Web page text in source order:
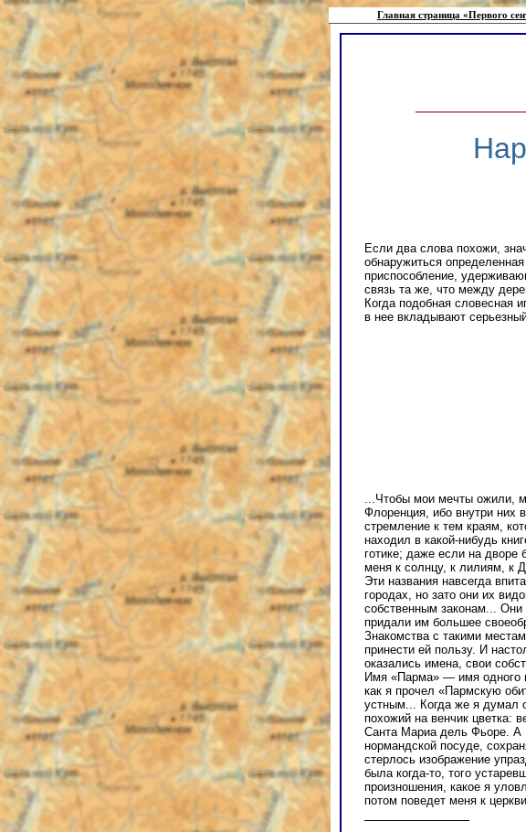
Главная страница «Первого
Если два слова похожи,
обнаружиться
приспособление,
связь та же, что между
Когда подобная словесная
в нее вкладывают
...Чтобы мои мечты ожили,
Флоренция, ибо внутри них
cтремление к тем краям,
находил в какой-нибудь
готике; даже если на дворе
меня к солнцу, к лилиям, к
Эти названия навсегда
городах, но зато они их
собственным законам...
придали им большее
Знакомства с такими
принести ей пользу. И
оказались имена, свои
Имя «Парма» — имя одного
как я прочел «Пармскую
устным... Когда же я думал
похожий на венчик цветка:
Санта Мариа дель Фьоре. А
нормандской посуде,
стерлось изображение
была когда-то, того
произношения, какое я
потом поведет меня к